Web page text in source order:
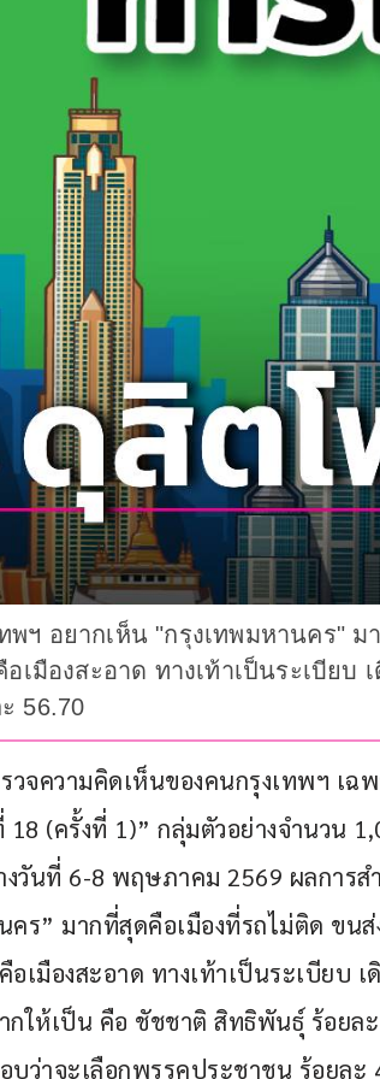
พฯ อยากเห็น "กรุงเทพมหานคร"
เมืองสะอาด ทางเท้าเป็นระเบีย
56.70
จความคิดเห็นของคนกรุงเทพฯ เฉ
18 (ครั้งที่ 1)” กลุ่มตัวอย่างจำนวน
วันที่ 6-8 พฤษภาคม 2569 ผลการส
ร” มากที่สุดคือเมืองที่รถไม่ติด ขน
เมืองสะอาด ทางเท้าเป็นระเบียบ เ
ให้เป็น คือ ชัชชาติ สิทธิพันธุ์ ร้อยละ
บว่าจะเลือกพรรคประชาชน ร้อยละ